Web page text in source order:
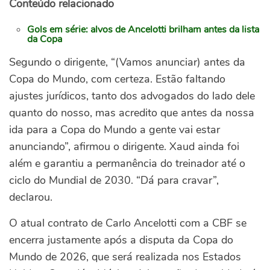
Conteúdo relacionado
Gols em série: alvos de Ancelotti brilham antes da lista
da Copa
Segundo o dirigente, “(Vamos anunciar) antes da
Copa do Mundo, com certeza. Estão faltando
ajustes jurídicos, tanto dos advogados do lado dele
quanto do nosso, mas acredito que antes da nossa
ida para a Copa do Mundo a gente vai estar
anunciando”, afirmou o dirigente. Xaud ainda foi
além e garantiu a permanência do treinador até o
ciclo do Mundial de 2030. “Dá para cravar”,
declarou.
O atual contrato de Carlo Ancelotti com a CBF se
encerra justamente após a disputa da Copa do
Mundo de 2026, que será realizada nos Estados